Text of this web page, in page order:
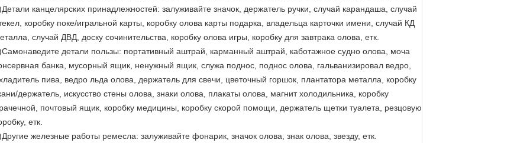
канцелярских принадлежностей: залуживайте значок, держатель ручки, случай карандаша, случай
коробку поке/игральной карты, коробку олова карты подарка, владельца карточки имени, случай КД
случай ДВД, доску сочинительства, коробку олова игры, коробку для завтрака олова, етк.
детали пользы: портативный аштрай, карманный аштрай, каботажное судно олова, моча
банка, мусорный ящик, ненужный ящик, служа поднос, поднос олова, гальванизировал ведро,
пива, ведро льда олова, держатель для свечи, цветочный горшок, плантатора металла, коробку
держатель, искусство стены олова, знаки олова, плакаты олова, магнит холодильника, коробку
почтовый ящик, коробку медицины, коробку скорой помощи, держатель щетки туалета, резцовую
етк.
железные работы ремесла: залуживайте фонарик, значок олова, знак олова, звезду, етк.